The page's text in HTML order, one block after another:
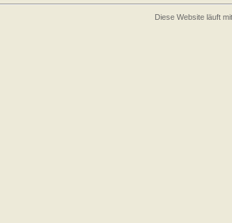
Diese Website läuft mit